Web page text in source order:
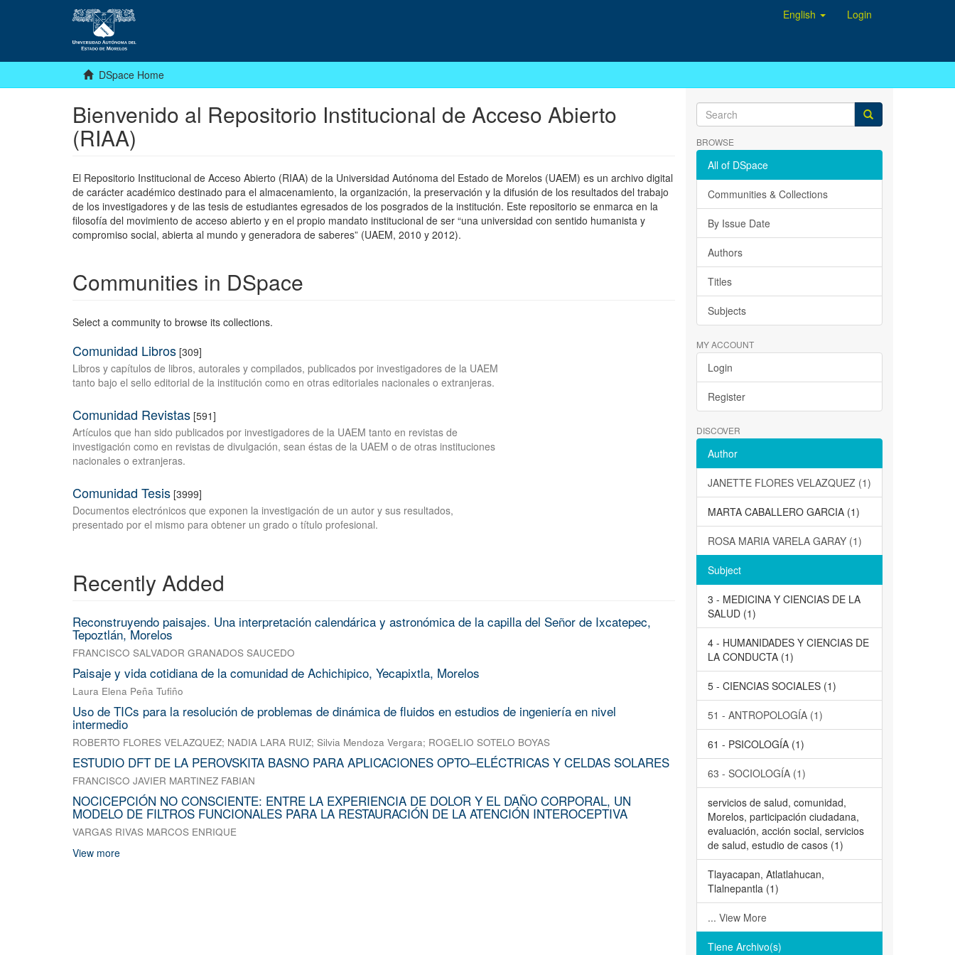
English Login
DSpace Home
Bienvenido al Repositorio Institucional de Acceso Abierto
(RIAA)
El Repositorio Institucional de Acceso Abierto (RIAA) de la Universidad Autónoma del Estado de Morelos (UAEM) es un archivo digital
de carácter académico destinado para el almacenamiento, la organización, la preservación y la difusión de los resultados del trabajo
de los investigadores y de las tesis de estudiantes egresados de los posgrados de la institución. Este repositorio se enmarca en la
filosofía del movimiento de acceso abierto y en el propio mandato institucional de ser “una universidad con sentido humanista y
compromiso social, abierta al mundo y generadora de saberes” (UAEM, 2010 y 2012).
Communities in DSpace
Select a community to browse its collections.
Comunidad Libros [309]
Libros y capítulos de libros, autorales y compilados, publicados por investigadores de la UAEM
tanto bajo el sello editorial de la institución como en otras editoriales nacionales o extranjeras.
Comunidad Revistas [591]
Artículos que han sido publicados por investigadores de la UAEM tanto en revistas de
investigación como en revistas de divulgación, sean éstas de la UAEM o de otras instituciones
nacionales o extranjeras.
Comunidad Tesis [3999]
Documentos electrónicos que exponen la investigación de un autor y sus resultados,
presentado por el mismo para obtener un grado o título profesional.
Recently Added
Reconstruyendo paisajes. Una interpretación calendárica y astronómica de la capilla del Señor de Ixcatepec,
Tepoztlán, Morelos
FRANCISCO SALVADOR GRANADOS SAUCEDO
Paisaje y vida cotidiana de la comunidad de Achichipico, Yecapixtla, Morelos
Laura Elena Peña Tufiño
Uso de TICs para la resolución de problemas de dinámica de fluidos en estudios de ingeniería en nivel
intermedio
ROBERTO FLORES VELAZQUEZ; NADIA LARA RUIZ; Silvia Mendoza Vergara; ROGELIO SOTELO BOYAS
ESTUDIO DFT DE LA PEROVSKITA BASNO PARA APLICACIONES OPTO–ELÉCTRICAS Y CELDAS SOLARES
FRANCISCO JAVIER MARTINEZ FABIAN
NOCICEPCIÓN NO CONSCIENTE: ENTRE LA EXPERIENCIA DE DOLOR Y EL DAÑO CORPORAL, UN
MODELO DE FILTROS FUNCIONALES PARA LA RESTAURACIÓN DE LA ATENCIÓN INTEROCEPTIVA
VARGAS RIVAS MARCOS ENRIQUE
View more
BROWSE
All of DSpace
Communities & Collections
By Issue Date
Authors
Titles
Subjects
MY ACCOUNT
Login
Register
DISCOVER
Author
JANETTE FLORES VELAZQUEZ (1)
MARTA CABALLERO GARCIA (1)
ROSA MARIA VARELA GARAY (1)
Subject
3 - MEDICINA Y CIENCIAS DE LA
SALUD (1)
4 - HUMANIDADES Y CIENCIAS DE
LA CONDUCTA (1)
5 - CIENCIAS SOCIALES (1)
51 - ANTROPOLOGÍA (1)
61 - PSICOLOGÍA (1)
63 - SOCIOLOGÍA (1)
servicios de salud, comunidad,
Morelos, participación ciudadana,
evaluación, acción social, servicios
de salud, estudio de casos (1)
Tlayacapan, Atlatlahucan,
Tlalnepantla (1)
... View More
Tiene Archivo(s)